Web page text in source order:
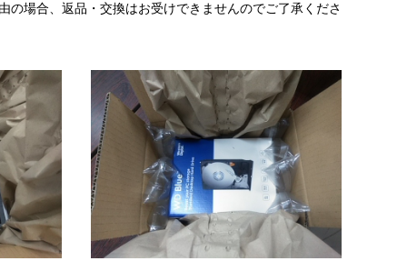
場合、返品・交換はお受けできませんのでご了承くださ